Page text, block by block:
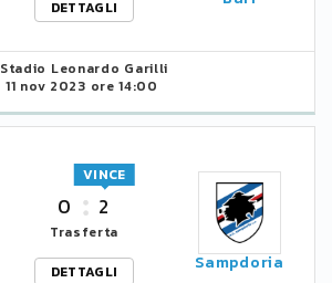
DETTAGLI
Stadio Leonardo Garilli
11 nov 2023 ore 14:00
0 2
VINCE
Trasferta
DETTAGLI
Sampdoria